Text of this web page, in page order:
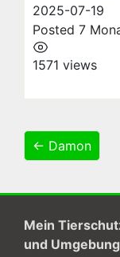
2025-07-19
Posted 7
1571 views
← Damon
Mein
und